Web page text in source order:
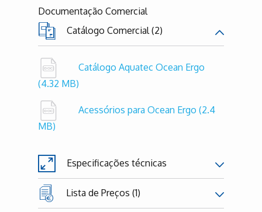
Documentação Comercial
Catálogo Comercial (2)
Catálogo Aquatec Ocean Ergo
(4.32 MB)
Acessórios para Ocean Ergo (2.4
MB)
Especificações técnicas
Lista de Preços (1)